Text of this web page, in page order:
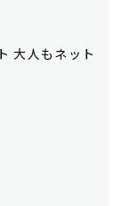
大人もネット